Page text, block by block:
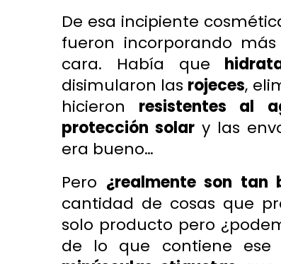
De esa incipiente
fueron incorporando
cara. Había que
disimularon las rojeces,
hicieron resistentes al
protección solar y las
era bueno…
Pero ¿realmente son tan
cantidad de cosas que
solo producto pero
de lo que contiene ese